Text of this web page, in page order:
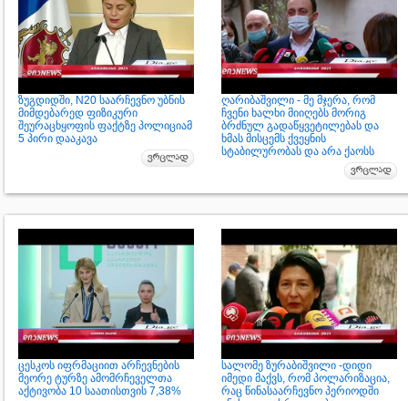
ზუგდიდში, N20 საარჩევნო უბნის
მიმდებარედ ფიზიკური
შეურაცხყოფის ფაქტზე პოლიციამ
5 პირი დააკავა
ღარიბაშვილი - მე მჯერა, რომ
ჩვენი ხალხი მიიღებს მორიგ
ბრძნულ გადაწყვეტილებას და
ხმას მისცემს ქვეყნის
სტაბილურობას და არა ქაოსს
ცესკოს იფრმაციით არჩევნების
მეორე ტურზე ამომრჩეველთა
აქტივობა 10 საათისთვის 7,38%
სალომე ზურაბიშვილი -დიდი
იმედი მაქვს, რომ პოლარიზაცია,
რაც წინასაარჩევნო პერიოდში